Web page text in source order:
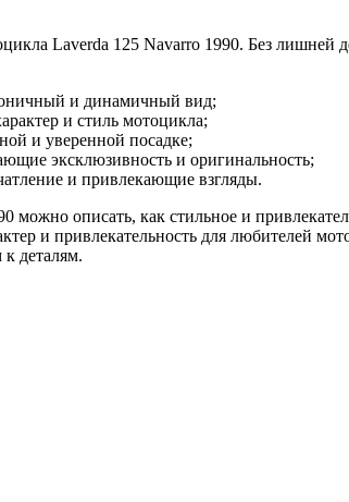
Laverda 125 Navarro 1990. Без
и динамичный вид;
и стиль мотоцикла;
и уверенной посадке;
эксклюзивность и оригинальность;
и привлекающие взгляды.
описать, как стильное и
и привлекательность для любителей
деталям.